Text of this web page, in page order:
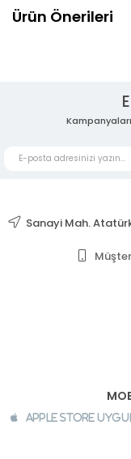
Ürün Önerileri
Sanayi Mah.
Apple Store